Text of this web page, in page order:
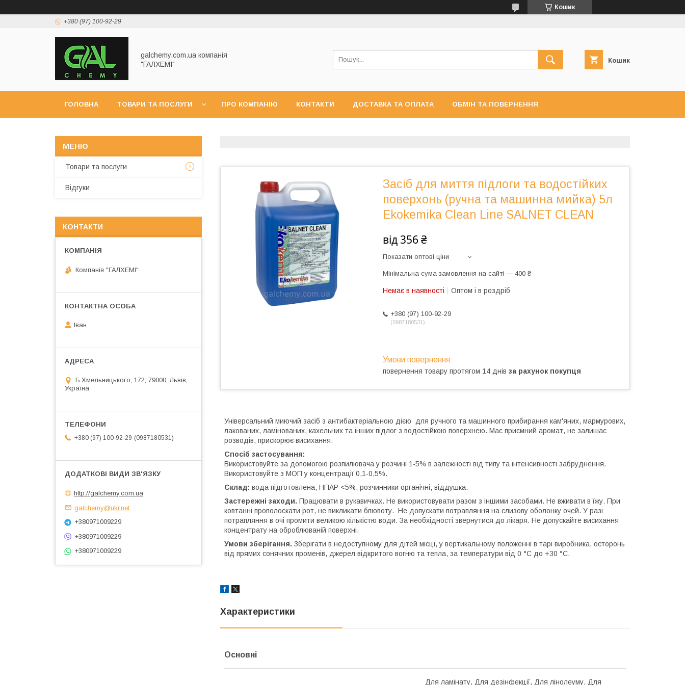
Кошик
+380 (97) 100-92-29
galchemy.com.ua компанія
"ГАЛХЕМІ"
Кошик
ГОЛОВНА ТОВАРИ ТА ПОСЛУГИ ПРО КОМПАНІЮ КОНТАКТИ ДОСТАВКА ТА ОПЛАТА ОБМІН ТА ПОВЕРНЕННЯ
Засіб для миття підлоги та водостійких
поверхонь (ручна та машинна мийка) 5л
Ekokemika Clean Line SALNET CLEAN
від 356 ₴
Показати оптові ціни
Мінімальна сума замовлення на сайті — 400 ₴
Немає в наявності Оптом і в роздріб
+380 (97) 100-92-29
0987180531
повернення товару протягом 14 днів за рахунок покупця
Універсальний миючий засіб з антибактеріальною дією для ручного та машинного прибирання кам'яних, мармурових,
лакованих, ламінованих, кахельних та інших підлог з водостійкою поверхнею. Має приємний аромат, не залишає
розводів, прискорює висихання.
Спосіб застосування:
Використовуйте за допомогою розпилювача у розчині 1-5% в залежності від типу та інтенсивності забруднення.
Використовуйте з МОП у концентрації 0,1-0,5%.
Склад: вода підготовлена, НПАР <5%, розчинники органічні, віддушка.
Заcтережні заходи. Працювати в рукавичках. Не використовувати разом з іншими засобами. Не вживати в їжу. При
ковтанні прополоскати рот, не викликати блювоту. Не допускати потрапляння на слизову оболонку очей. У разі
потрапляння в очі промити великою кількістю води. За необхідності звернутися до лікаря. Не допускайте висихання
концентрату на оброблюваній поверхні.
Умови зберігання. Зберігати в недоступному для дітей місці, у вертикальному положенні в тарі виробника, осторонь
від прямих сонячних променів, джерел відкритого вогню та тепла, за температури від 0 °С до +30 °С.
Характеристики
Основні
Для ламінату, Для дезінфекції, Для лінолеуму, Для
Товари та послуги
Відгуки
КОНТАКТИ
Компанія "ГАЛХЕМІ"
Іван
Б.Хмельницького, 172, 79000, Львів,
Україна
+380 (97) 100-92-29 0987180531
http://galchemy.com.ua
galchemy@ukr.net
+380971009229
+380971009229
+380971009229